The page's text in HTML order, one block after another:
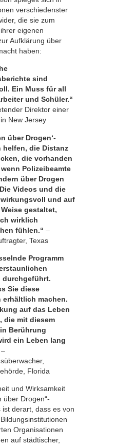
verschiedenster
die sie zum
eigenen
Aufklärung über
haben:
sind
Ein Muss für all
und Schüler.“
Direktor einer
New Jersey
über Drogen‘-
helfen, die Distanz
die vorhanden
Polizeibeamte
über Drogen
Videos und die
und auf
gestaltet,
wirklich
fühlen.“ –
Texas
Programm
durchgeführt.
Sie diese
erhältlich machen.
auf das Leben
die mit diesem
Berührung
ein Leben lang
–
Florida
und Wirksamkeit
über Drogen“-
ist derart, dass es von
Organisationen
auf städtischer,